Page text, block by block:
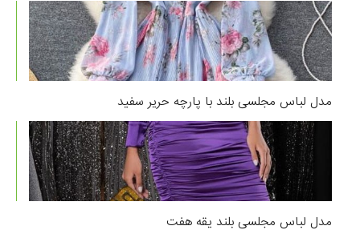
مدل لباس مجلسی بلند با پارچه حریر سفید
مدل لباس مجلسی بلند یقه هفت